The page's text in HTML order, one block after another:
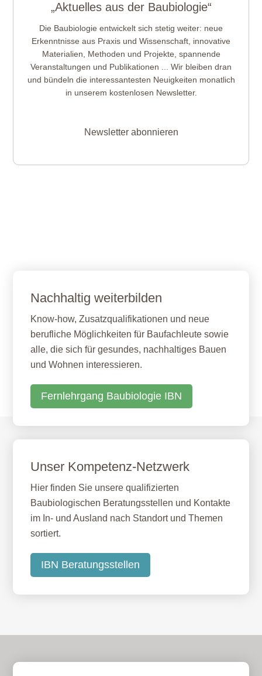
„Aktuelles aus der Baubiologie“
Die Baubiologie entwickelt sich stetig weiter: neue
Erkenntnisse aus Praxis und Wissenschaft, innovative
Materialien, Methoden und Projekte, spannende
Veranstaltungen und Publikationen ... Wir bleiben dran
und bündeln die interessantesten Neuigkeiten monatlich
in unserem kostenlosen Newsletter.
Newsletter abonnieren
Nachhaltig weiterbilden
Know-how, Zusatzqualifikationen und neue
berufliche Möglichkeiten für Baufachleute sowie
alle, die sich für gesundes, nachhaltiges Bauen
und Wohnen interessieren.
Fernlehrgang Baubiologie IBN
Unser Kompetenz-Netzwerk
Hier finden Sie unsere qualifizierten
Baubiologischen Beratungsstellen und Kontakte
im In- und Ausland nach Standort und Themen
sortiert.
IBN Beratungsstellen